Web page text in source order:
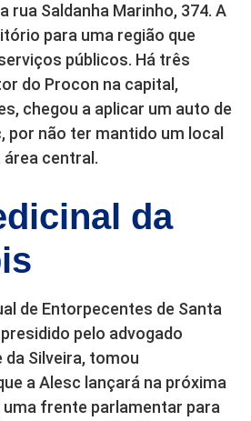
rua Saldanha Marinho, 374. A
para uma região que
públicos. Há três
do Procon na capital,
chegou a aplicar um auto de
por não ter mantido um local
central.
da
de Entorpecentes de Santa
pelo advogado
da Silveira, tomou
a Alesc lançará na próxima
frente parlamentar para